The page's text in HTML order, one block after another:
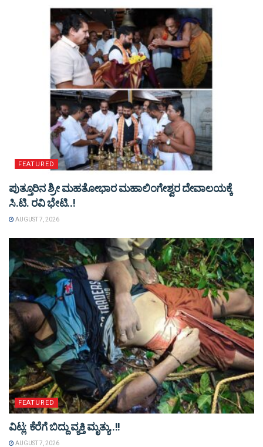
FEATURED
ಪುತ್ತೂರಿನ ಶ್ರೀ ಮಹತೋಭಾರ ಮಹಾಲಿಂಗೇಶ್ವರ ದೇವಾಲಯಕ್ಕೆ
ಸಿ.ಟಿ. ರವಿ ಭೇಟಿ..!
AUGUST 7, 2026
FEATURED
ವಿಟ್ಲ: ಕೆರೆಗೆ ಬಿದ್ದು ವ್ಯಕ್ತಿ ಮೃತ್ಯು..!!
AUGUST 7, 2026